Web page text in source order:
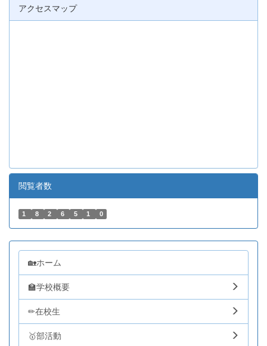
アクセスマップ
閲覧者数
1 8 2 6 5 1 0
🏡ホーム
🏫学校概要
✏在校生
🥇部活動